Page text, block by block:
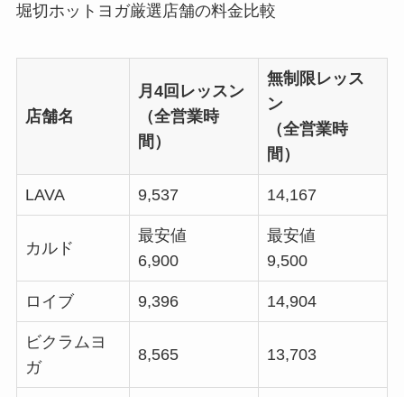
堀切ホットヨガ厳選店舗の料金比較
店舗名
月4回レッスン
（全営業時
間）
無制限レッス
ン
（全営業時
間）
LAVA 9,537 14,167
カルド
最安値
6,900
最安値
9,500
ロイブ 9,396 14,904
ビクラムヨ
ガ
8,565 13,703